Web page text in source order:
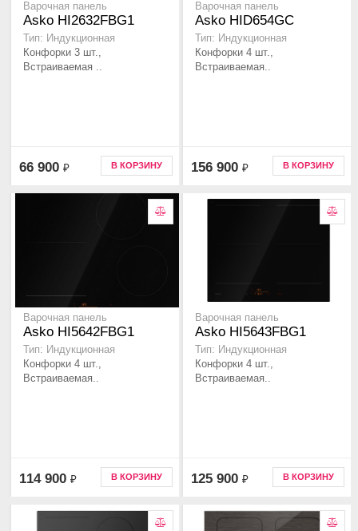
Варочная панель
Asko HI2632FBG1
Тип: Индукционная
Конфорки 3 шт.,
Встраиваемая ..
66 900 ₽ В КОРЗИНУ
Варочная панель
Asko HID654GC
Тип: Индукционная
Конфорки 4 шт.,
Встраиваемая..
156 900 ₽ В КОРЗИНУ
Варочная панель
Asko HI5642FBG1
Тип: Индукционная
Конфорки 4 шт.,
Встраиваемая..
114 900 ₽ В КОРЗИНУ
Варочная панель
Asko HI5643FBG1
Тип: Индукционная
Конфорки 4 шт.,
Встраиваемая..
125 900 ₽ В КОРЗИНУ